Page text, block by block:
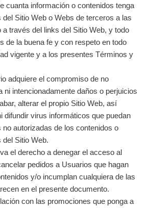
cuanta información o contenidos tenga
Sitio Web o Webs de terceros a las
través del links del Sitio Web, y todo
de la buena fe y con respeto en todo
vigente y a los presentes Términos y
adquiere el compromiso de no
ni intencionadamente daños o perjuicios
alterar el propio Sitio Web, así
difundir virus informáticos que puedan
no autorizadas de los contenidos o
Sitio Web.
el derecho a denegar el acceso al
pedidos a Usuarios que hagan
y/o incumplan cualquiera de las
en el presente documento.
con las promociones que ponga a